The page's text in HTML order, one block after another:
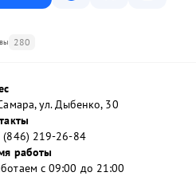
280
ул. Дыбенко, 30
(846) 219-26-84
работы
с 09:00 до 21:00